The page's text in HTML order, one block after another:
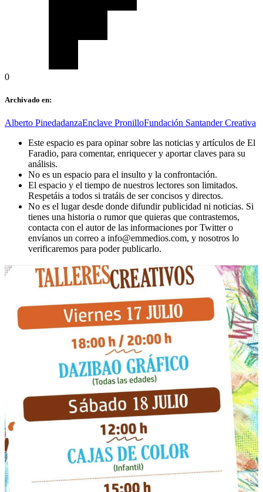
0
Archivado en:
Alberto PinedadanzaEnclave PronilloFundación Santander Creativa
Este espacio es para opinar sobre las noticias y artículos de El
Faradio, para comentar, enriquecer y aportar claves para su
análisis.
No es un espacio para el insulto y la confrontación.
El espacio y el tiempo de nuestros lectores son limitados.
Respetáis a todos si tratáis de ser concisos y directos.
No es el lugar desde donde difundir publicidad ni noticias. Si
tienes una historia o rumor que quieras que contrastemos,
contacta con el autor de las informaciones por Twitter o
envíanos un correo a info@emmedios.com, y nosotros lo
verificaremos para poder publicarlo.